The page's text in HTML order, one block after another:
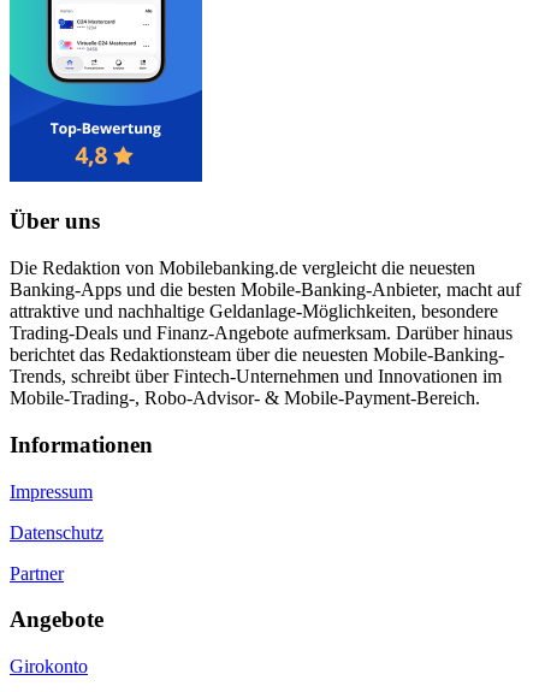
Über uns
Die Redaktion von Mobilebanking.de vergleicht die neuesten
Banking-Apps und die besten Mobile-Banking-Anbieter, macht auf
attraktive und nachhaltige Geldanlage-Möglichkeiten, besondere
Trading-Deals und Finanz-Angebote aufmerksam. Darüber hinaus
berichtet das Redaktionsteam über die neuesten Mobile-Banking-
Trends, schreibt über Fintech-Unternehmen und Innovationen im
Mobile-Trading-, Robo-Advisor- & Mobile-Payment-Bereich.
Informa­tionen
Impressum
Datenschutz
Partner
Angebote
Girokonto